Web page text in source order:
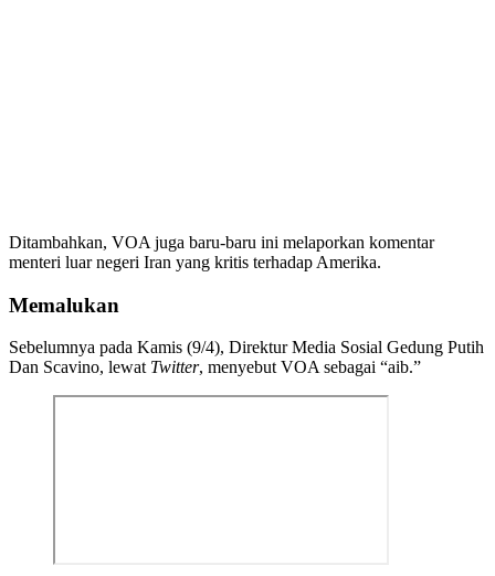
Ditambahkan, VOA juga baru-baru ini melaporkan komentar
menteri luar negeri Iran yang kritis terhadap Amerika.
Memalukan
Sebelumnya pada Kamis (9/4), Direktur Media Sosial Gedung Putih
Dan Scavino, lewat Twitter, menyebut VOA sebagai “aib.”